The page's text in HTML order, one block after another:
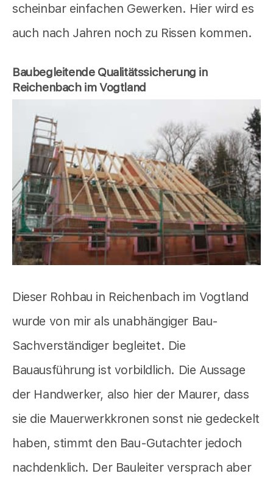
scheinbar einfachen Gewerken. Hier wird es
auch nach Jahren noch zu Rissen kommen.
Baubegleitende Qualitätssicherung in
Reichenbach im Vogtland
Dieser Rohbau in Reichenbach im Vogtland
wurde von mir als unabhängiger Bau-
Sachverständiger begleitet. Die
Bauausführung ist vorbildlich. Die Aussage
der Handwerker, also hier der Maurer, dass
sie die Mauerwerkkronen sonst nie gedeckelt
haben, stimmt den Bau-Gutachter jedoch
nachdenklich. Der Bauleiter versprach aber